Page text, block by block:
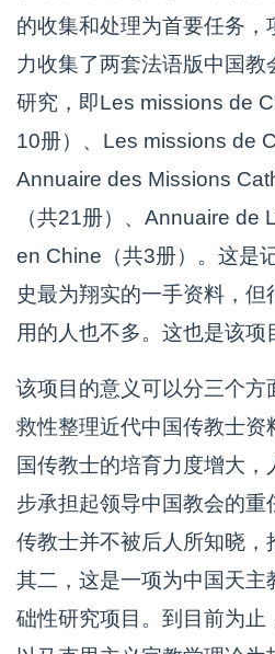
的收集和处理为首要任务，
力收集了两套法语版中国
研究，即Les missions de
10册）、Les missions de
Annuaire des Missions
（共21册）、Annuaire de
en Chine（共3册）。这是
史最为翔实的一手资料，
用的人也不多。这也是该项
该项目的意义可以分三个方
救性整理近代中国传教士资
国传教士的培育力度增大
步承担起领导中国教会的重
传教士并不被后人所知晓，
其二，这是一项为中国天主
础性研究项目。到目前为止